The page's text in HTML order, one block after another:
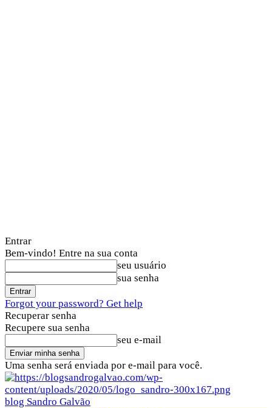
Entrar
Bem-vindo! Entre na sua conta
seu usuário
sua senha
Forgot your password? Get help
Recuperar senha
Recupere sua senha
seu e-mail
Uma senha será enviada por e-mail para você.
blog Sandro Galvão